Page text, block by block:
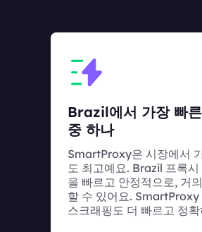
Brazil에서 가장 빠
중 하나
SmartProxy은 시장에서
도 최고예요. Brazil 프록
을 빠르고 안정적으로, 거
할 수 있어요.
스크래핑도 더 빠르고 정